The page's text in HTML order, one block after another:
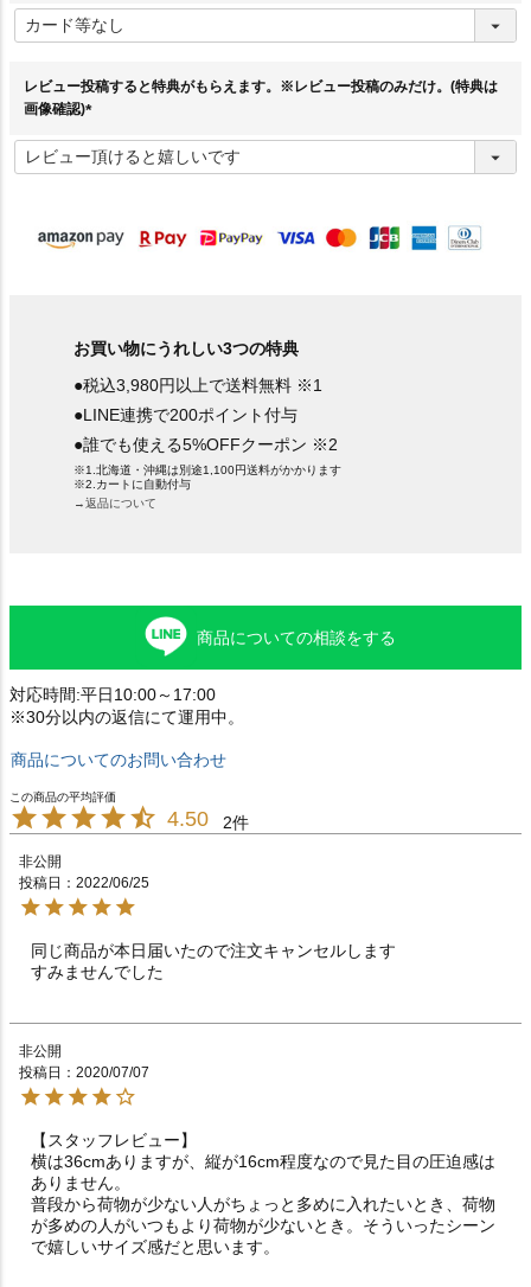
必
須
レビュー投稿すると特典がもらえます。※レビュー投稿のみだけ。(特典は
画像確認)
必
須
お買い物にうれしい3つの特典
●税込3,980円以上で送料無料 ※1
●LINE連携で200ポイント付与
●誰でも使える5%OFFクーポン ※2
※1.北海道・沖縄は別途1,100円送料がかかります
※2.カートに自動付与
→返品について
商品についての相談をする
対応時間:平日10:00～17:00
※30分以内の返信にて運用中。
商品についてのお問い合わせ
4.50 2
非公開
投稿日
2022/06/25
同じ商品が本日届いたので注文キャンセルします
すみませんでした
非公開
投稿日
2020/07/07
【スタッフレビュー】
横は36cmありますが、縦が16cm程度なので見た目の圧迫感は
ありません。
普段から荷物が少ない人がちょっと多めに入れたいとき、荷物
が多めの人がいつもより荷物が少ないとき。そういったシーン
で嬉しいサイズ感だと思います。